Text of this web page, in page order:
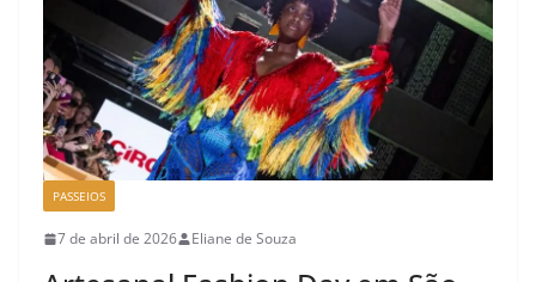
PASSEIOS
7 de abril de 2026 Eliane de Souza